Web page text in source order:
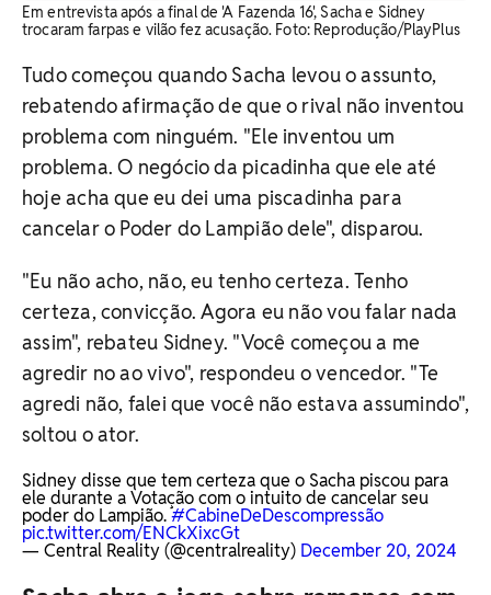
Em entrevista após a final de 'A Fazenda 16', Sacha e Sidney
trocaram farpas e vilão fez acusação. ​Foto: Reprodução/PlayPlus
Tudo começou quando Sacha levou o assunto,
rebatendo afirmação de que o rival não inventou
problema com ninguém. "Ele inventou um
problema. O negócio da picadinha que ele até
hoje acha que eu dei uma piscadinha para
cancelar o Poder do Lampião dele", disparou.
"Eu não acho, não, eu tenho certeza. Tenho
certeza, convicção. Agora eu não vou falar nada
assim", rebateu Sidney. "Você começou a me
agredir no ao vivo", respondeu o vencedor. "Te
agredi não, falei que você não estava assumindo",
soltou o ator.
Sidney disse que tem certeza que o Sacha piscou para
ele durante a Votação com o intuito de cancelar seu
poder do Lampião.#CabineDeDescompressão
pic.twitter.com/ENCkXixcGt
— Central Reality (@centralreality) December 20, 2024